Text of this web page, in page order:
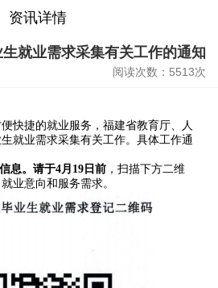
资讯详情
就业需求采集有关工作的通知
阅读次数：5513次
快捷的就业服务，福建省教育厅、人
就业需求采集有关工作。具体工作通
息。请于4月 19日前， 扫描下方二维
业意向和服务需求。